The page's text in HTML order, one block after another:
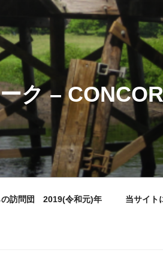
ク –
の訪問団 2019(令和元)年 当サイト